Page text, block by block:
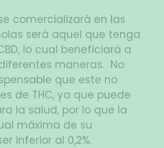
comercializará en las
será aquel que tenga
lo cual beneficiará a
maneras. No
que este no
de THC, ya que puede
la salud, por lo que la
máxima de su
inferior al 0,2%.